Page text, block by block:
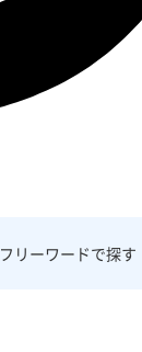
フリーワードで探す